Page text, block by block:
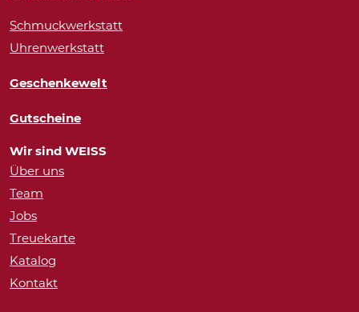
Schmuckwerkstatt
Uhrenwerkstatt
Geschenkewelt
Gutscheine
Wir sind WEISS
Über uns
Team
Jobs
Treuekarte
Katalog
Kontakt